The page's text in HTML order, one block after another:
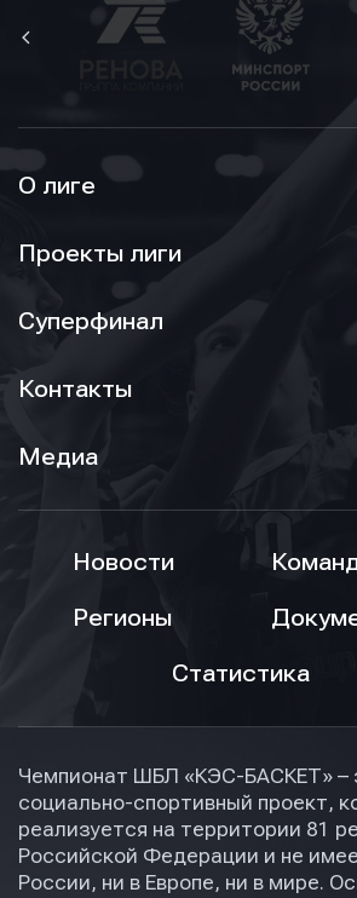
О лиге
Проекты лиги
Суперфинал
Контакты
Медиа
Новости
Регионы
Статистика
Чемпионат ШБЛ «КЭС-БАСКЕТ» –
социально-спортивный проект,
реализуется на территории 81
Российской Федерации и не
России, ни в Европе, ни в мире.